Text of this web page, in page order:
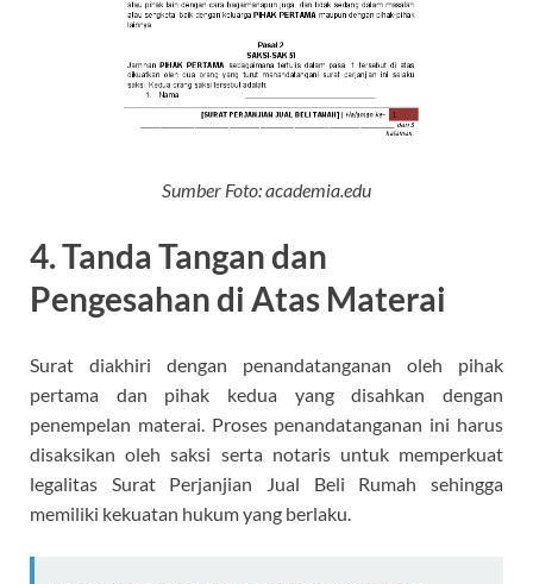
Sumber Foto: academia.edu
4. Tanda Tangan dan
Pengesahan di Atas Materai
Surat diakhiri dengan penandatanganan oleh pihak
pertama dan pihak kedua yang disahkan dengan
penempelan materai. Proses penandatanganan ini harus
disaksikan oleh saksi serta notaris untuk memperkuat
legalitas Surat Perjanjian Jual Beli Rumah sehingga
memiliki kekuatan hukum yang berlaku.